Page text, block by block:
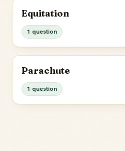
Equitation
1 question
Parachute
1 question